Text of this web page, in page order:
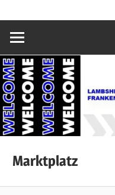
springen
Marktplatz